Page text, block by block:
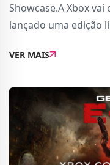
Showcase.A Xbox
lançado uma edição
recupera a carcaça
VER MAIS